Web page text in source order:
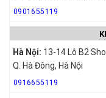
0901655119
Hà Nội: 13-14 Lô B2
Q. Hà Đông, Hà Nội
0916655119